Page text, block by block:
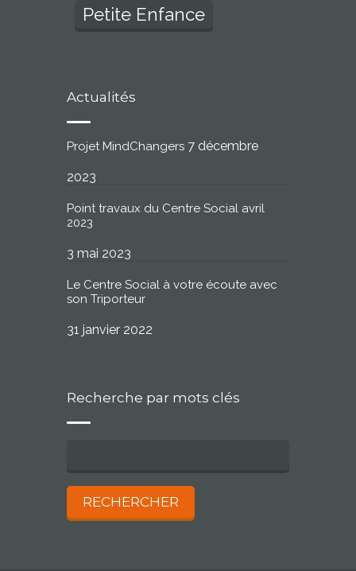
Petite Enfance
Actualités
Projet MindChangers 7 décembre
2023
Point travaux du Centre Social avril
2023
3 mai 2023
Le Centre Social à votre écoute avec
son Triporteur
31 janvier 2022
Recherche par mots clés